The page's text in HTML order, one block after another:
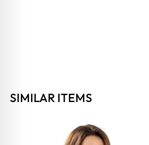
SIMILAR ITEMS